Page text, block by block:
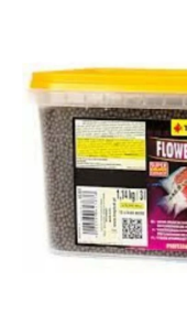
hviezdičiek.